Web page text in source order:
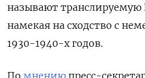
называют
намекая на сходство с
1930-1940-х годов.
По мнению пресс-